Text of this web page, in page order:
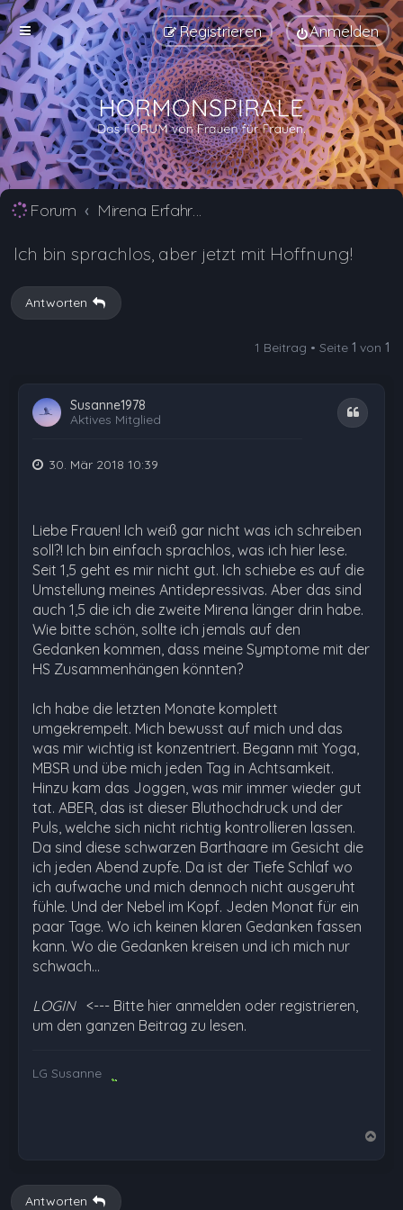
Anmelden
Registrieren
Forum Mirena Erfahrungsberichte und Nebenwirkungen
Ich bin sprachlos, aber jetzt mit Hoffnung!
Antworten
1 Beitrag • Seite 1 von 1
Susanne1978
Aktives Mitglied
Zitat
30. Mär 2018 10:39
Liebe Frauen! Ich weiß gar nicht was ich schreiben
soll?! Ich bin einfach sprachlos, was ich hier lese.
Seit 1,5 geht es mir nicht gut. Ich schiebe es auf die
Umstellung meines Antidepressivas. Aber das sind
auch 1,5 die ich die zweite Mirena länger drin habe.
Wie bitte schön, sollte ich jemals auf den
Gedanken kommen, dass meine Symptome mit der
HS Zusammenhängen könnten?
Ich habe die letzten Monate komplett
umgekrempelt. Mich bewusst auf mich und das
was mir wichtig ist konzentriert. Begann mit Yoga,
MBSR und übe mich jeden Tag in Achtsamkeit.
Hinzu kam das Joggen, was mir immer wieder gut
tat. ABER, das ist dieser Bluthochdruck und der
Puls, welche sich nicht richtig kontrollieren lassen.
Da sind diese schwarzen Barthaare im Gesicht die
ich jeden Abend zupfe. Da ist der Tiefe Schlaf wo
ich aufwache und mich dennoch nicht ausgeruht
fühle. Und der Nebel im Kopf. Jeden Monat für ein
paar Tage. Wo ich keinen klaren Gedanken fassen
kann. Wo die Gedanken kreisen und ich mich nur
schwach…
LOGIN <--- Bitte hier anmelden oder registrieren,
um den ganzen Beitrag zu lesen.
LG Susanne
Antworten